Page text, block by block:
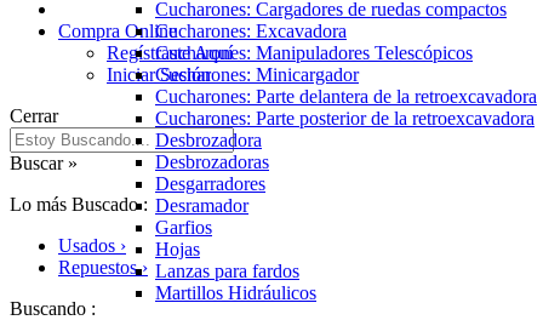
Cucharones: Cargadores de ruedas compactos
Cucharones: Excavadora
Cucharones: Manipuladores Telescópicos
Cucharones: Minicargador
Cucharones: Parte delantera de la retroexcavadora
Cucharones: Parte posterior de la retroexcavadora
Desbrozadora
Desbrozadoras
Desgarradores
Desramador
Garfios
Hojas
Lanzas para fardos
Martillos Hidráulicos
Compra Online
Regístraste Aquí
Iniciar Sesión
Cerrar
Buscar »
Lo más Buscado :
Usados ›
Repuestos ›
Buscando :